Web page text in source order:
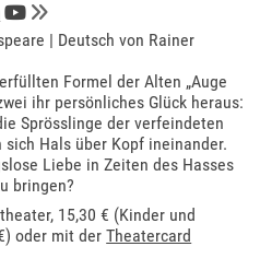
| Deutsch von Rainer
Formel der Alten „Auge
ihr persönliches Glück heraus:
Sprösslinge der verfeindeten
Hals über Kopf ineinander.
Liebe in Zeiten des Hasses
bringen?
, 15,30 € (Kinder und
oder mit derTheatercard